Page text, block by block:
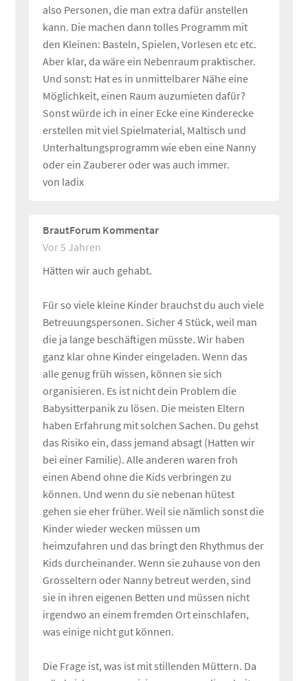
also Personen, die man extra dafür anstellen
kann. Die machen dann tolles Programm mit
den Kleinen: Basteln, Spielen, Vorlesen etc etc.
Aber klar, da wäre ein Nebenraum praktischer.
Und sonst: Hat es in unmittelbarer Nähe eine
Möglichkeit, einen Raum auzumieten dafür?
Sonst würde ich in einer Ecke eine Kinderecke
erstellen mit viel Spielmaterial, Maltisch und
Unterhaltungsprogramm wie eben eine Nanny
oder ein Zauberer oder was auch immer.
von ladix
BrautForum Kommentar
Vor 5 Jahren
Hätten wir auch gehabt.
Für so viele kleine Kinder brauchst du auch viele
Betreuungspersonen. Sicher 4 Stück, weil man
die ja lange beschäftigen müsste. Wir haben
ganz klar ohne Kinder eingeladen. Wenn das
alle genug früh wissen, können sie sich
organisieren. Es ist nicht dein Problem die
Babysitterpanik zu lösen. Die meisten Eltern
haben Erfahrung mit solchen Sachen. Du gehst
das Risiko ein, dass jemand absagt (Hatten wir
bei einer Familie). Alle anderen waren froh
einen Abend ohne die Kids verbringen zu
können. Und wenn du sie nebenan hütest
gehen sie eher früher. Weil sie nämlich sonst die
Kinder wieder wecken müssen um
heimzufahren und das bringt den Rhythmus der
Kids durcheinander. Wenn sie zuhause von den
Grosseltern oder Nanny betreut werden, sind
sie in ihren eigenen Betten und müssen nicht
irgendwo an einem fremden Ort einschlafen,
was einige nicht gut können.
Die Frage ist, was ist mit stillenden Müttern. Da